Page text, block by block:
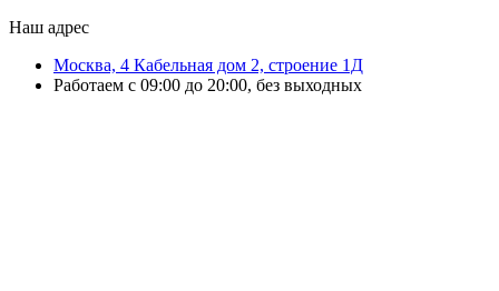
Наш адрес
Москва, 4 Кабельная дом 2, строение 1Д
Работаем с 09:00 до 20:00, без выходных